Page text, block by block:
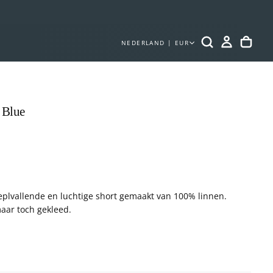
NEDERLAND | EUR
en luchtige short gemaakt van 100% linnen.
toch gekleed.